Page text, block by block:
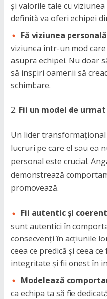
și valorile tale cu
definită va oferi echipei
Fă viziunea personală
viziunea într-un mod
asupra echipei. Nu doar
să inspiri oamenii să
schimbare.
Fii un model de urmat
Un lider
lucruri pe care el sau ea
personal este crucial.
demonstrează
promovează.
Fii autentic și coerent
sunt autentici în
consecvenți în acțiunile
ceea ce predică și ceea
integritate și fii onest în
Modelează
ca echipa ta să fie